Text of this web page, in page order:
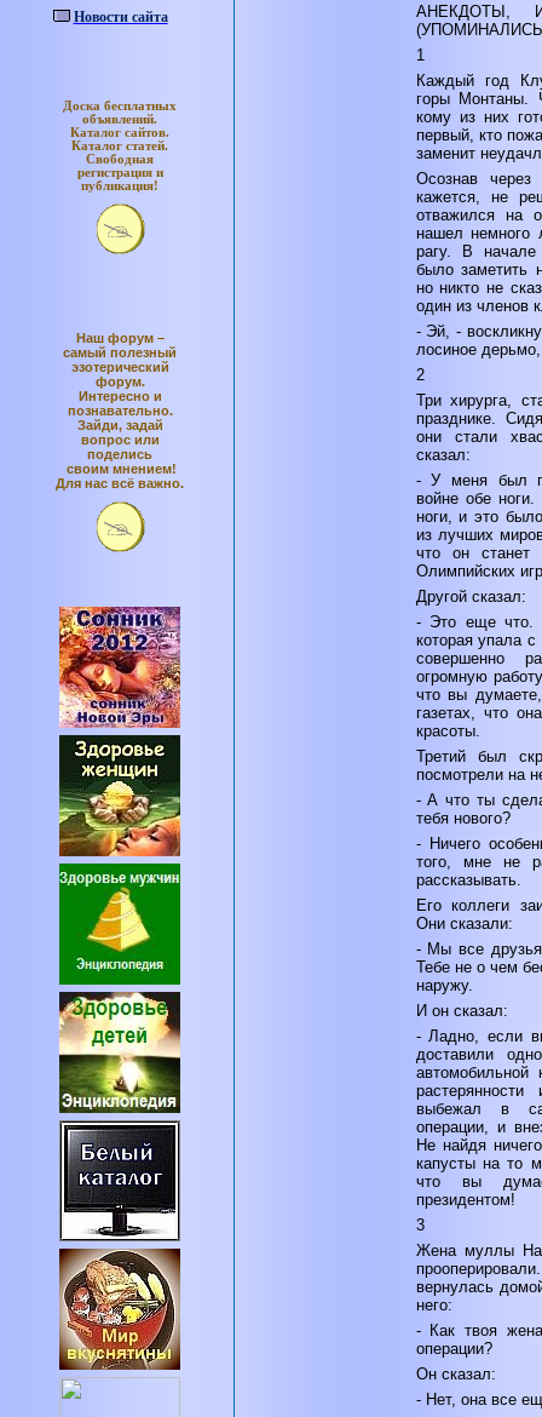
Новости сайта
Доска бесплатных
объявлений.
Каталог сайтов.
Каталог статей.
Свободная
регистрация и
публикация!
Наш форум –
самый полезный
эзотерический
форум.
Интересно и
познавательно.
Зайди, задай
вопрос или
поделись
своим мнением!
Для нас всё важно.
АНЕКДОТЫ,
1
Каждый год
горы Монтаны.
кому из них
первый, кто
заменит
Осознав через
кажется, не
отважился на
нашел немного
рагу. В начале
было заметить
но никто не
один из членов
- Эй, -
лосиное
2
Три хирурга,
празднике.
они стали
сказал:
- У меня был
войне обе
ноги, и это
из лучших
что он станет
Олимпийских
Другой сказал:
- Это еще что.
которая упала
совершенно
огромную
что вы
газетах, что
красоты.
Третий был
посмотрели на
- А что ты
тебя нового?
- Ничего
того, мне не
рассказывать.
Его коллеги
Они сказали:
- Мы все
Тебе не о чем
наружу.
И он сказал:
- Ладно, если
доставили
выбежал в
операции, и
Не найдя
капусты на то
что вы
президентом!
3
Жена муллы
вернулась
него:
- Как твоя
операции?
Он сказал:
- Нет, она все